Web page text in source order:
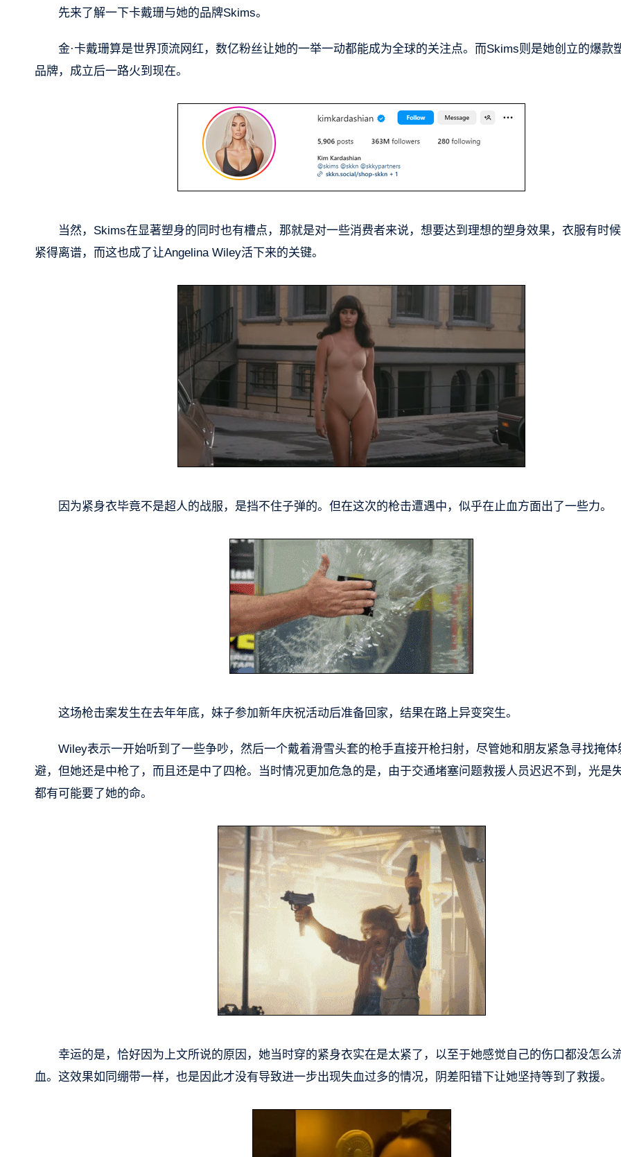
先来了解一下卡戴珊与她的品牌Skims。
金·卡戴珊算是世界顶流网红，数亿粉丝让她的一举一动都能成为全球的关注点。而Skims则是她创立的爆款
品牌，成立后一路火到现在。
当然，Skims在显著塑身的同时也有槽点，那就是对一些消费者来说，想要达到理想的塑身效果，衣服有时
紧得离谱，而这也成了让Angelina Wiley活下来的关键。
因为紧身衣毕竟不是超人的战服，是挡不住子弹的。但在这次的枪击遭遇中，似乎在止血方面出了一些力。
这场枪击案发生在去年年底，妹子参加新年庆祝活动后准备回家，结果在路上异变突生。
Wiley表示一开始听到了一些争吵，然后一个戴着滑雪头套的枪手直接开枪扫射，尽管她和朋友紧急寻找掩体
避，但她还是中枪了，而且还是中了四枪。当时情况更加危急的是，由于交通堵塞问题救援人员迟迟不到，光是
都有可能要了她的命。
幸运的是，恰好因为上文所说的原因，她当时穿的紧身衣实在是太紧了，以至于她感觉自己的伤口都没怎么
血。这效果如同绷带一样，也是因此才没有导致进一步出现失血过多的情况，阴差阳错下让她坚持等到了救援。